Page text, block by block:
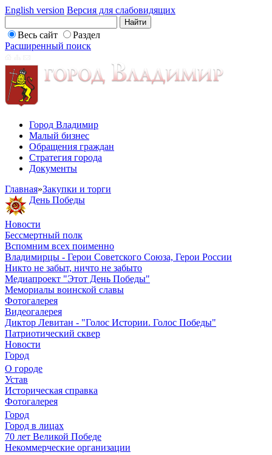
English version Версия для слабовидящих
Весь сайт
Раздел
Расширенный поиск
Город Владимир
Малый бизнес
Обращения граждан
Стратегия города
Документы
Главная»Закупки и торги
День Победы
Новости
Бессмертный полк
Вспомним всех поименно
Владимирцы - Герои Советского Союза, Герои России
Никто не забыт, ничто не забыто
Медиапроект "Этот День Победы"
Мемориалы воинской славы
Фотогалерея
Видеогалерея
Диктор Левитан - "Голос Истории. Голос Победы"
Патриотический сквер
Новости
Город
О городе
Устав
Историческая справка
Фотогалерея
Город
Город в лицах
70 лет Великой Победе
Некоммерческие организации